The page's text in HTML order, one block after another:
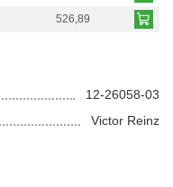
12-26058-03
Victor Reinz
526,89